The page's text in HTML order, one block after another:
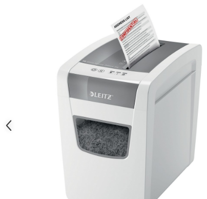
Incaltaminte
Incaltaminte de lucru si protectie
Incaltaminte de oras si munte